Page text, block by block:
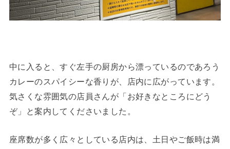
中に入ると、すぐ左手の厨房から漂っているのであろう
カレーのスパイシーな香りが、店内に広がっています。
気さくな雰囲気の店員さんが「お好きなところにどう
ぞ」と案内してくださいました。
座席数が多く広々としている店内は、土日やご飯時は満